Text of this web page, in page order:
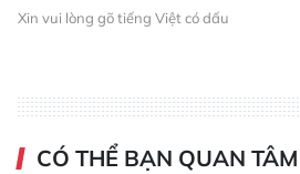
Xin vui lòng gõ tiếng Việt có dấu
CÓ THỂ BẠN QUAN TÂM